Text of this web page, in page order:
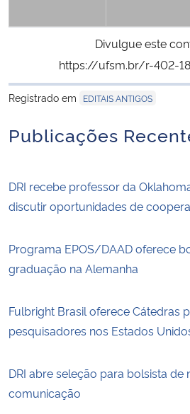
Divulgue este
https://ufsm.br/r-402-
Registrado em
EDITAIS ANTIGOS
Publicações
DRI recebe professor da
discutir oportunidades de
Programa EPOS/DAAD oferece
graduação na Alemanha
Fulbright Brasil oferece Cátedras
pesquisadores nos Estados
DRI abre seleção para bolsista de
comunicação